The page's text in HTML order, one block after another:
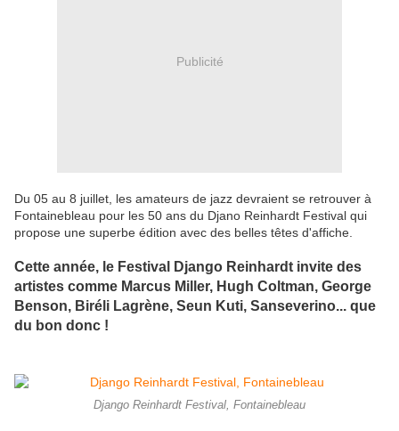
Publicité
Du 05 au 8 juillet, les amateurs de jazz devraient se retrouver à
Fontainebleau pour les 50 ans du Djano Reinhardt Festival qui
propose une superbe édition avec des belles têtes d'affiche.
Cette année, le Festival Django Reinhardt invite des
artistes comme Marcus Miller, Hugh Coltman, George
Benson, Biréli Lagrène, Seun Kuti, Sanseverino... que
du bon donc !
Django Reinhardt Festival, Fontainebleau